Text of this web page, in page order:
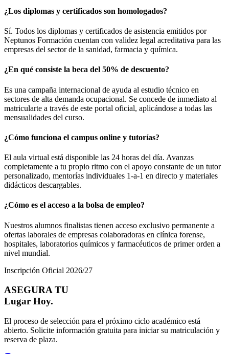
¿Los diplomas y certificados son homologados?
Sí. Todos los diplomas y certificados de asistencia emitidos por
Neptunos Formación cuentan con validez legal acreditativa para las
empresas del sector de la sanidad, farmacia y química.
¿En qué consiste la beca del 50% de descuento?
Es una campaña internacional de ayuda al estudio técnico en
sectores de alta demanda ocupacional. Se concede de inmediato al
matricularte a través de este portal oficial, aplicándose a todas las
mensualidades del curso.
¿Cómo funciona el campus online y tutorías?
El aula virtual está disponible las 24 horas del día. Avanzas
completamente a tu propio ritmo con el apoyo constante de un tutor
personalizado, mentorías individuales 1-a-1 en directo y materiales
didácticos descargables.
¿Cómo es el acceso a la bolsa de empleo?
Nuestros alumnos finalistas tienen acceso exclusivo permanente a
ofertas laborales de empresas colaboradoras en clínica forense,
hospitales, laboratorios químicos y farmacéuticos de primer orden a
nivel mundial.
Inscripción Oficial 2026/27
ASEGURA TU
Lugar Hoy.
El proceso de selección para el próximo ciclo académico está
abierto. Solicite información gratuita para iniciar su matriculación y
reserva de plaza.